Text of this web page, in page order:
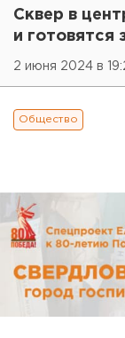
Сквер в
и готовятся
2 июня 2024 в
Общество